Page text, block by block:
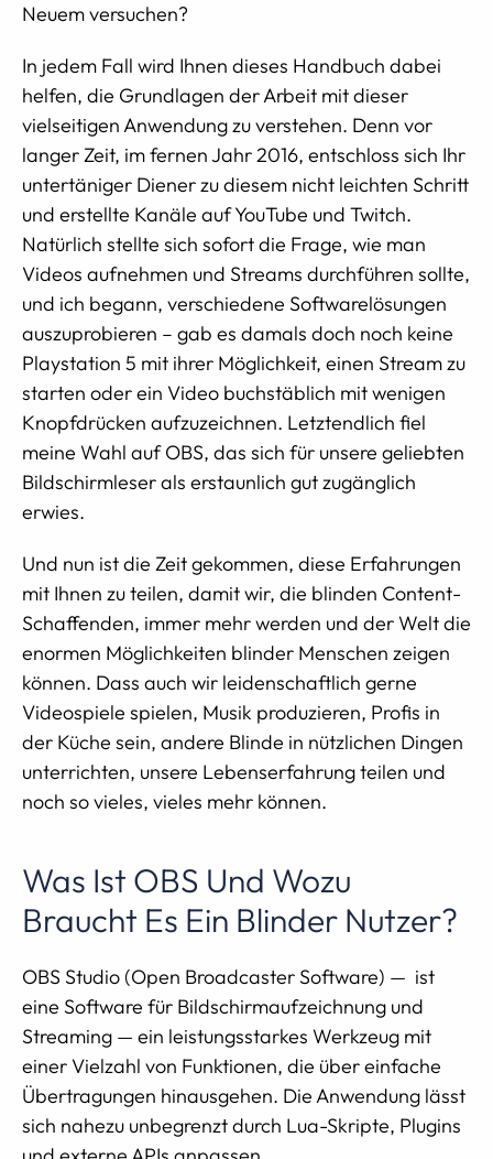
Neuem versuchen?
In jedem Fall wird Ihnen dieses Handbuch dabei
helfen, die Grundlagen der Arbeit mit dieser
vielseitigen Anwendung zu verstehen. Denn vor
langer Zeit, im fernen Jahr 2016, entschloss sich Ihr
untertäniger Diener zu diesem nicht leichten Schritt
und erstellte Kanäle auf YouTube und Twitch.
Natürlich stellte sich sofort die Frage, wie man
Videos aufnehmen und Streams durchführen sollte,
und ich begann, verschiedene Softwarelösungen
auszuprobieren – gab es damals doch noch keine
Playstation 5 mit ihrer Möglichkeit, einen Stream zu
starten oder ein Video buchstäblich mit wenigen
Knopfdrücken aufzuzeichnen. Letztendlich fiel
meine Wahl auf OBS, das sich für unsere geliebten
Bildschirmleser als erstaunlich gut zugänglich
erwies.
Und nun ist die Zeit gekommen, diese Erfahrungen
mit Ihnen zu teilen, damit wir, die blinden Content-
Schaffenden, immer mehr werden und der Welt die
enormen Möglichkeiten blinder Menschen zeigen
können. Dass auch wir leidenschaftlich gerne
Videospiele spielen, Musik produzieren, Profis in
der Küche sein, andere Blinde in nützlichen Dingen
unterrichten, unsere Lebenserfahrung teilen und
noch so vieles, vieles mehr können.
Was Ist OBS Und Wozu
Braucht Es Ein Blinder Nutzer?
OBS Studio (Open Broadcaster Software) — ist
eine Software für Bildschirmaufzeichnung und
Streaming — ein leistungsstarkes Werkzeug mit
einer Vielzahl von Funktionen, die über einfache
Übertragungen hinausgehen. Die Anwendung lässt
sich nahezu unbegrenzt durch Lua-Skripte, Plugins